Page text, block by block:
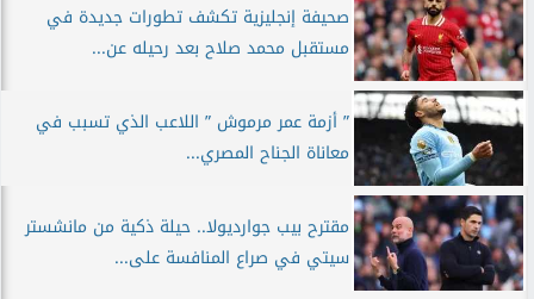
صحيفة إنجليزية تكشف تطورات جديدة في
مستقبل محمد صلاح بعد رحيله عن...
” أزمة عمر مرموش ” اللاعب الذي تسبب في
معاناة الجناح المصري...
مقترح بيب جوارديولا.. حيلة ذكية من مانشستر
سيتي في صراع المنافسة على...